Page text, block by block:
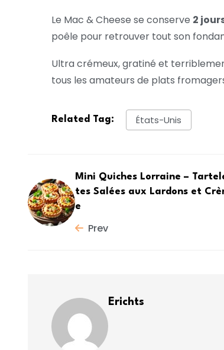
Le Mac & Cheese se conserve 2
poêle pour retrouver tout son
Ultra crémeux, gratiné et
tous les amateurs de plats
Related Tag: États-Unis
Mini Quiches Lorraine –
tes Salées aux Lardons et
e
Prev
Erichts